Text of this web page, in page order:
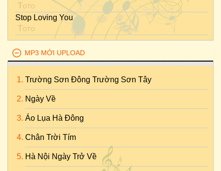
Toto
Stop Loving You
Toto
MP3 MỚI UPLOAD
Trường Sơn Đông Trường Sơn Tây
Ngày Về
Áo Lụa Hà Đông
Chân Trời Tím
Hà Nội Ngày Trở Về